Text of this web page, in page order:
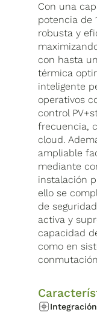
Con una
potencia de
robusta y
con hasta
térmica
inteligente
operativos
control
frecuencia,
cloud.
ampliable
mediante
instalación
ello se
de
activa y
capacidad
como en